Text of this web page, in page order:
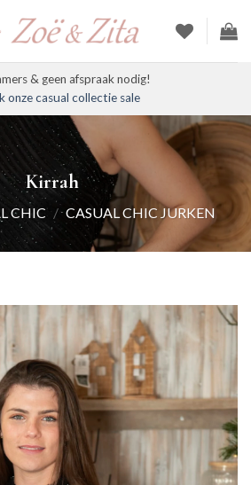
& geen afspraak nodig!
onze casual collectie sale
Kirrah
CHIC / CASUAL CHIC JURKEN